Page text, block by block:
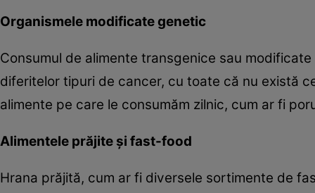
Organismele modificate genetic
Consumul de alimente transgenice sau
diferitelor tipuri de cancer, cu toate că nu există
alimente pe care le consumăm zilnic, cum ar fi
Alimentele prăjite şi fast-food
Hrana prăjită, cum ar fi diversele sortimente de